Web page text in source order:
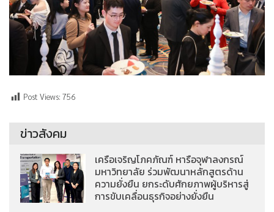
Post Views: 756
ข่าวสังคม
เครือเจริญโภคภัณฑ์ หารือจุฬาลงกรณ์
มหาวิทยาลัย ร่วมพัฒนาหลักสูตรด้าน
ความยั่งยืน ยกระดับศักยภาพผู้บริหารสู่
การขับเคลื่อนธุรกิจอย่างยั่งยืน